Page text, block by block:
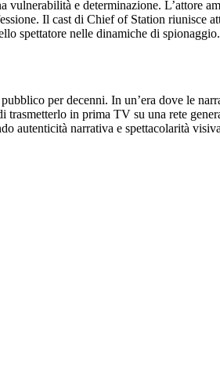
e determinazione. L’attore
Il cast di Chief of Station riunisce
spettatore nelle dinamiche di spionaggio.
per decenni. In un’era dove le
in prima TV su una rete
autenticità narrativa e spettacolarità